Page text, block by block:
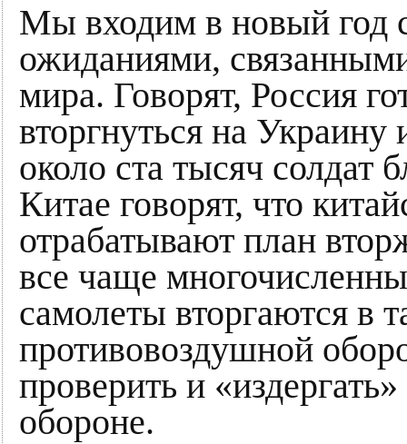
Мы входим в новый год
ожиданиями,
мира. Говорят, Россия
вторгнуться на Украину
около ста тысяч солдат
Китае говорят, что
отрабатывают план
все чаще
самолеты вторгаются в
противовоздушной
проверить и
обороне.